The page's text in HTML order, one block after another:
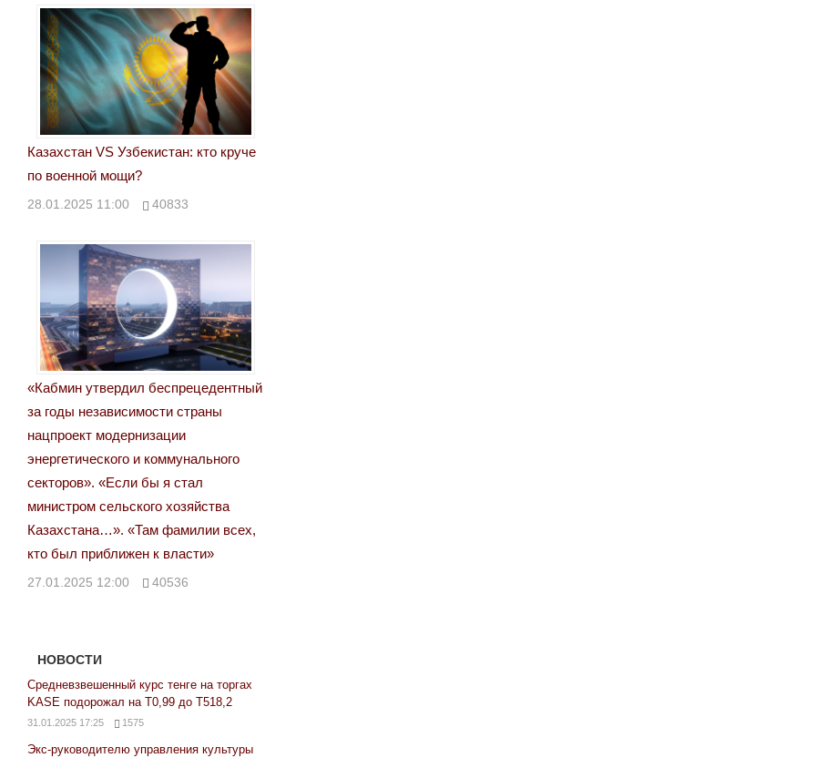
Казахстан VS Узбекистан: кто круче
по военной мощи?
28.01.2025 11:00 40833
«Кабмин утвердил беспрецедентный
за годы независимости страны
нацпроект модернизации
энергетического и коммунального
секторов». «Если бы я стал
министром сельского хозяйства
Казахстана…». «Там фамилии всех,
кто был приближен к власти»
27.01.2025 12:00 40536
НОВОСТИ
Средневзвешенный курс тенге на торгах
KASE подорожал на Т0,99 до Т518,2
31.01.2025 17:25 1575
Экс-руководителю управления культуры